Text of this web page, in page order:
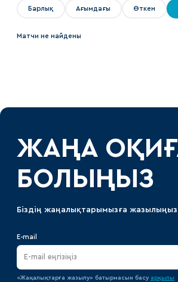
Барлық Ағымдағы Өткен
Матчи не найдены
ЖАҢА
БОЛЫҢЫЗ
Біздің жаңалықтарымызға
E-mail
«Жаңалықтарға жазылу» батырмасын басу арқылы